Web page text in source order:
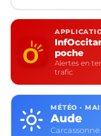
poche
Alertes en
trafic
MÉTÉO ·
Aude
Carcassonne